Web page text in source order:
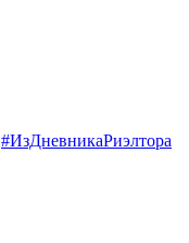
#ИзДневникаРиэлтора